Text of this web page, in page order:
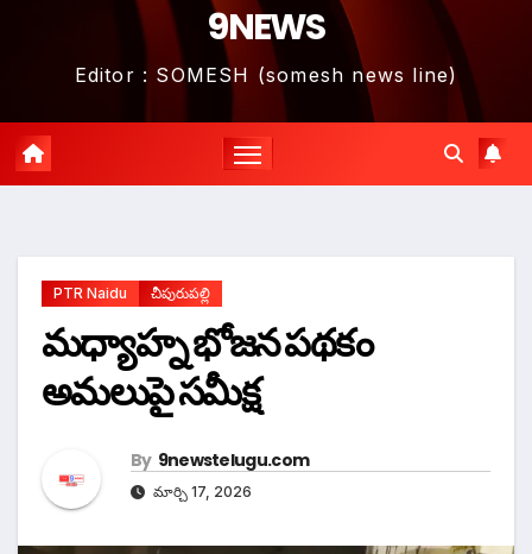
9NEWS
Editor : SOMESH (somesh news line)
PTR Naidu చీపురుపల్లి
మధ్యాహ్న భోజన పథకం
అమలుపై సమీక్ష
By 9newstelugu.com
మార్చి 17, 2026